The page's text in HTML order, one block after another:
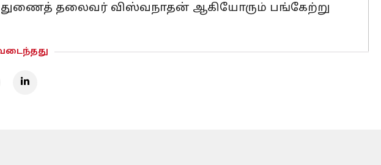
துணைத் தலைவர் விஸ்வநாதன் ஆகியோரும் பங்கேற்று